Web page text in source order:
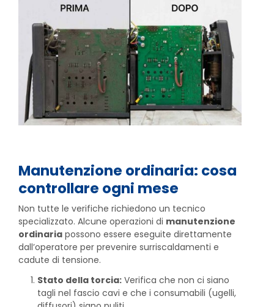
Manutenzione ordinaria: cosa
controllare ogni mese
Non tutte le verifiche richiedono un tecnico
specializzato. Alcune operazioni di manutenzione
ordinaria possono essere eseguite direttamente
dall’operatore per prevenire surriscaldamenti e
cadute di tensione.
Stato della torcia:Verifica che non ci siano
tagli nel fascio cavi e che i consumabili (ugelli,